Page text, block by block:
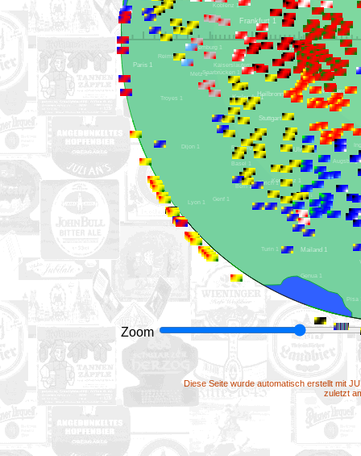
Paris 1
Frankfurt 1
Mailand 1
Genf 1
Zürich 1
Stuttgart 1
Nürnberg 1
Lyon 1
Turin 1
Luxemburg 1
Bern 1
Genua 1
Basel 1
Karlsruhe 1
Saarbrücken 1
Metz 1
Troyes 1
Freiburg 1
Heilbronn 1
Konstanz 1
Ulm 1
Würzburg 1
Kaiserslautern 1
Koblenz 1
Dijon 1
Reims 1
Bregenz 1
Zoom
Diese Seite wurde automatisch erstellt mit
zuletzt